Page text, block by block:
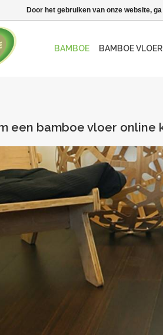
BAMBOE BAMBOE
een bamboe vloer online
Door het gebruiken van onze website,